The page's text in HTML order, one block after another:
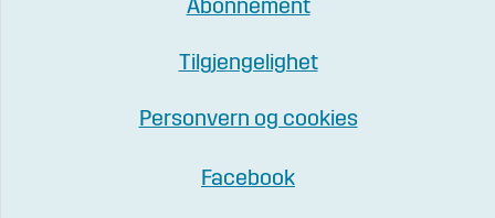
Abonnement
Tilgjengelighet
Personvern og cookies
Facebook